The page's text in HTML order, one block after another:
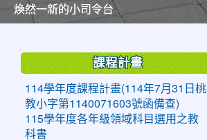
美麗的操場是我們活力的來源
美麗的操場是我們活力的來源
煥然一新的小司令台
煥然一新的小司令台
富含桃園埤塘田園風光意象的中廊
富含桃園埤塘田園風光意象的中廊
嶄新的中庭廣場
嶄新的中庭廣場
水生池生生不息
水生池生生不息
課程計畫
114學年度課程計畫(114年7月31日桃
教小字第1140071603號函備查)
115學年度各年級領域科目選用之教
科書